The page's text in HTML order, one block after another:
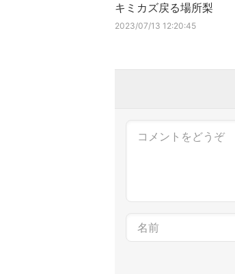
キミカズ戻る場所梨
2023/07/13 12:20:45